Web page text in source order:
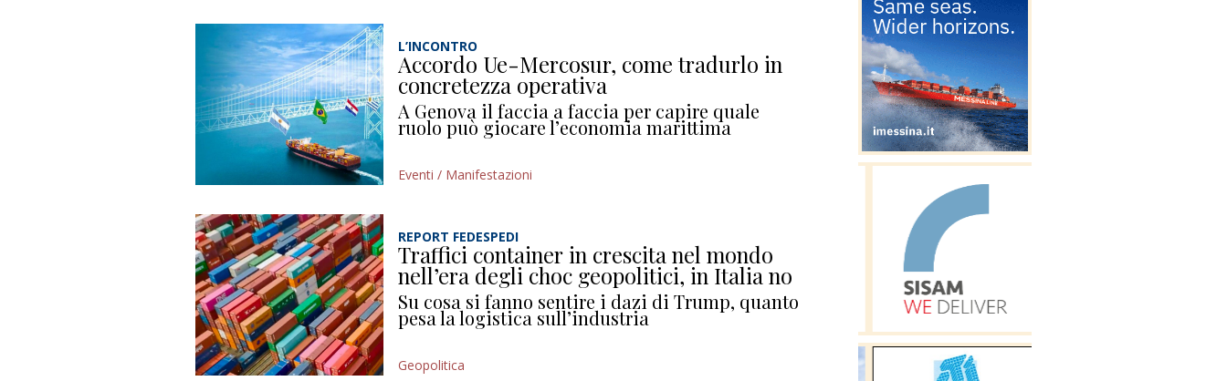
L’INCONTRO
Accordo Ue-Mercosur, come tradurlo in
concretezza operativa
A Genova il faccia a faccia per capire quale
ruolo può giocare l’economia marittima
Eventi / Manifestazioni
REPORT FEDESPEDI
Traffici container in crescita nel mondo
nell’era degli choc geopolitici, in Italia no
Su cosa si fanno sentire i dazi di Trump, quanto
pesa la logistica sull’industria
Geopolitica